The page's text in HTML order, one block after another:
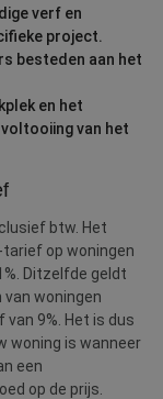
verf en
project.
besteden aan het
en het
van het
btw. Het
op woningen
Ditzelfde geldt
woningen
9%. Het is dus
woning is wanneer
een
op de prijs.